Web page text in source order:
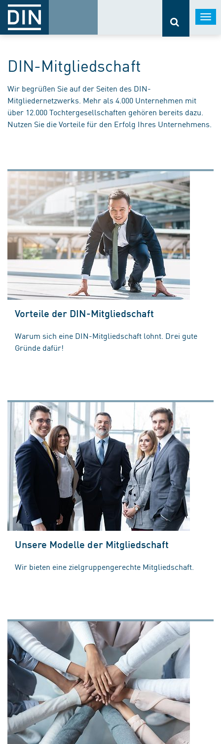
DIN-Mitgliedschaft
Wir begrüßen Sie auf der Seiten des DIN-
Mitgliedernetzwerks. Mehr als 4.000 Unternehmen mit
über 12.000 Tochtergesellschaften gehören bereits dazu.
Nutzen Sie die Vorteile für den Erfolg Ihres Unternehmens.
Vorteile der DIN-Mitgliedschaft
Warum sich eine DIN-Mitgliedschaft lohnt. Drei gute
Gründe dafür!
Unsere Modelle der Mitgliedschaft
Wir bieten eine zielgruppengerechte Mitgliedschaft.